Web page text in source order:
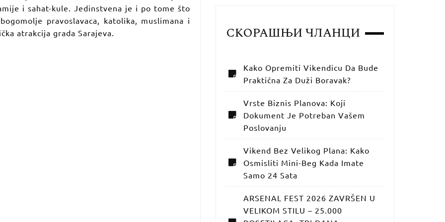
i sahat-kule. Jedinstvena je i po tome što
pravoslavaca, katolika, muslimana i
atrakcija grada Sarajeva.
СКОРАШЊИ ЧЛАНЦИ
Kako Opremiti Vikendicu Da Bude
Praktična Za Duži Boravak?
Vrste Biznis Planova: Koji
Dokument Je Potreban Vašem
Poslovanju
Vikend Bez Velikog Plana: Kako
Osmisliti Mini-Beg Kada Imate
Samo 24 Sata
ARSENAL FEST 2026 ZAVRŠEN U
VELIKOM STILU – 25.000